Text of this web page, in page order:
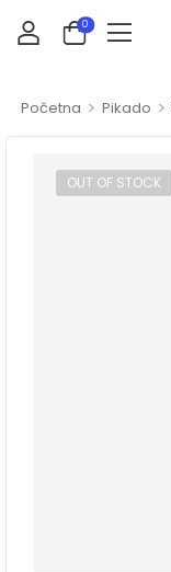
0
Početna > Pikado >
OUT OF STOCK